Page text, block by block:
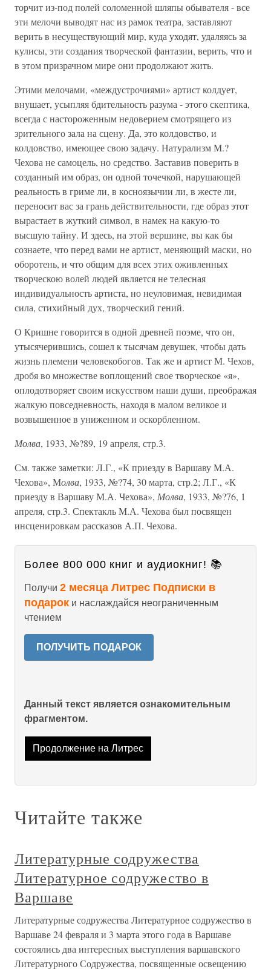
торчит из-под полей соломенной шляпы обывателя - все
эти мелочи выводят нас из рамок театра, заставляют
верить в несуществующий мир, куда уходят, удаляясь за
кулисы, эти создания творческой фантазии, верить, что и
в этом призрачном мире они продолжают жить.
Этими мелочами, «междустрочиями» артист колдует,
внушает, усыпляя бдительность разума - этого скептика,
всегда с настороженным недоверием смотрящего из
зрительного зала на сцену. Да, это колдовство, и
колдовство, имеющее свою задачу. Натурализм М.?
Чехова не самоцель, но средство. Заставив поверить в
созданный им образ, он одной точечкой, нарушающей
реальность в гриме ли, в косноязычии ли, в жесте ли,
переносит вас за грань действительности, где образ этот
вырастает в жуткий символ, в намек на какую-то
высшую тайну. И здесь, на этой вершине, вы как бы
сознаете, что перед вами не артист, меняющий маски, но
оборотень, и что общим для всех этих оживленных
творческою волей людей является не телесная
индивидуальность артиста, но неуловимая, невидимая
сила, стихийный дух, творческий гений.
О Кришне говорится в одной древней поэме, что он,
утысячерившись, сошел к тысячам девушек, чтобы дать
жизнь племени человекобогов. Так же и артист М. Чехов,
дробя во множестве воплощений свое творческое «я»,
оплодотворяет своим искусством наши души, преображая
жалкую повседневность, находя в малом великое и
возвышенное в униженном и оскорбленном.
Молва, 1933, №?89, 19 апреля, стр.3.
См. также заметки: Л.Г., «К приезду в Варшаву М.А.
Чехова», Молва, 1933, №?74, 30 марта, стр.2; Л.Г., «К
приезду в Варшаву М.А. Чехова», Молва, 1933, №?76, 1
апреля, стр.3. Спектакль М.А. Чехова был посвящен
инсценировкам рассказов А.П. Чехова.
Более 800 000 книг и аудиокниг! 📚
Получи 2 месяца Литрес Подписки в
подарок и наслаждайся неограниченным
чтением
ПОЛУЧИТЬ ПОДАРОК
Данный текст является ознакомительным
фрагментом.
Продолжение на Литрес
Читайте также
Литературные содружества
Литературное содружество в
Варшаве
Литературные содружества Литературное содружество в
Варшаве 24 февраля и 3 марта этого года в Варшаве
состоялись два интересных выступления варшавского
Литературного Содружества, посвященные освещению